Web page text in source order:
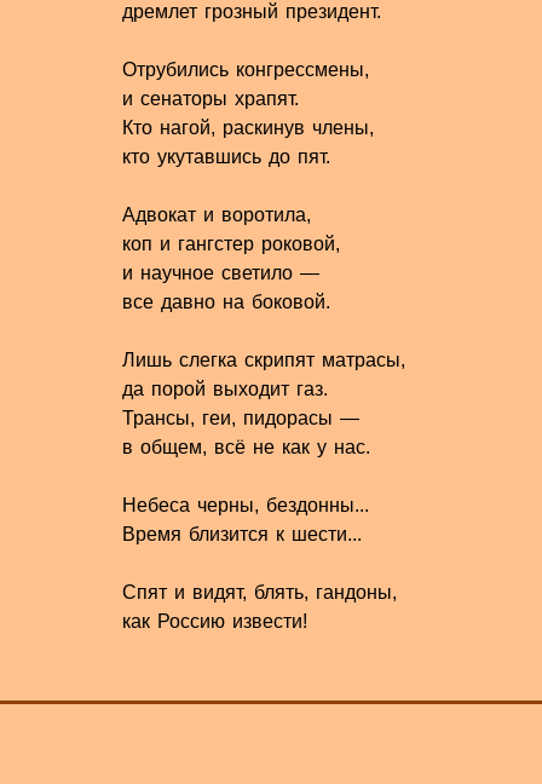
дремлет грозный президент.
Отрубились конгрессмены,
и сенаторы храпят.
Кто нагой, раскинув члены,
кто укутавшись до пят.
Адвокат и воротила,
коп и гангстер роковой,
и научное светило —
все давно на боковой.
Лишь слегка скрипят матрасы,
да порой выходит газ.
Трансы, геи, пидорасы —
в общем, всё не как у нас.
Небеса черны, бездонны...
Время близится к шести...
Спят и видят, блять, гандоны,
как Россию извести!